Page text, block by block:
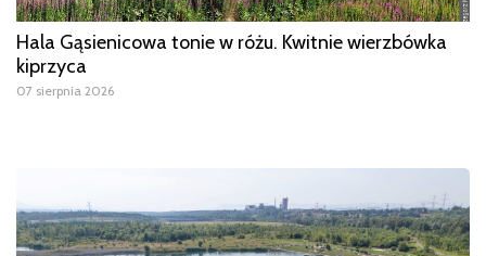
Hala Gąsienicowa tonie w różu. Kwitnie wierzbówka
kiprzyca
07 sierpnia 2026